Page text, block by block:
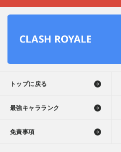
トップに戻る
最強キャラランク
免責事項